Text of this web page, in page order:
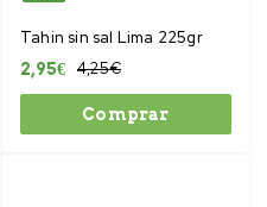
Tahin sin sal Lima 225gr
4,25€
2,95€
Comprar